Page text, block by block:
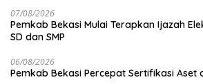
07/08/2026
Pemkab Bekasi Mulai Terapkan Ijazah
SD dan SMP
06/08/2026
Pemkab Bekasi Percepat Sertifikasi Aset